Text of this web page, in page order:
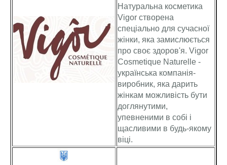
Натуральна косметика
Vigor створена
спеціально для сучасної
жінки, яка замислюється
про своє здоров'я. Vigor
Cosmetique Naturelle -
українська компанія-
виробник, яка дарить
жінкам можливість бути
доглянутими,
упевненими в собі і
щасливими в будь-якому
віці.